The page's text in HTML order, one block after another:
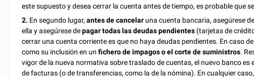
este supuesto y desea cerrar la cuenta antes de tiempo, es probable que
2. En segundo lugar,antesde cancelar una cuenta bancaria, asegúrese
ella y asegúrese depagar todas las deudas pendientes (tarjetas de
cerrar una cuenta corriente es que no haya deudas pendientes. En caso
como su inclusión en unfichero de impagos o el corte de suministros.
vigor de la nueva normativa sobre traslado de cuentas, el nuevo banco
de facturas (o de transferencias, como la de la nómina). En cualquier